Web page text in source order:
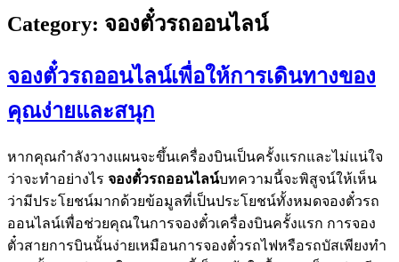
Category: จองตั๋วรถออนไลน์
จองตั๋วรถออนไลน์เพื่อให้การเดินทางของ
คุณง่ายและสนุก
หากคุณกำลังวางแผนจะขึ้นเครื่องบินเป็นครั้งแรกและไม่แน่ใจ
ว่าจะทำอย่างไร จองตั๋วรถออนไลน์บทความนี้จะพิสูจน์ให้เห็น
ว่ามีประโยชน์มากด้วยข้อมูลที่เป็นประโยชน์ทั้งหมดจองตั๋วรถ
ออนไลน์เพื่อช่วยคุณในการจองตั๋วเครื่องบินครั้งแรก การจอง
ตั๋วสายการบินนั้นง่ายเหมือนการจองตั๋วรถไฟหรือรถบัสเพียงทำ